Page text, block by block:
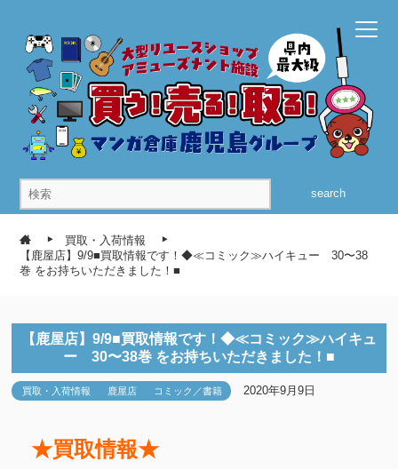
search
買取・入荷情報
【鹿屋店】9/9■買取情報です！◆≪コミック≫ハイキュー 30〜38
巻 をお持ちいただきました！■
【鹿屋店】9/9■買取情報です！◆≪コミック≫ハイキュ
ー 30〜38巻 をお持ちいただきました！■
買取・入荷情報 鹿屋店 コミック／書籍 2020年9月9日
★買取情報★